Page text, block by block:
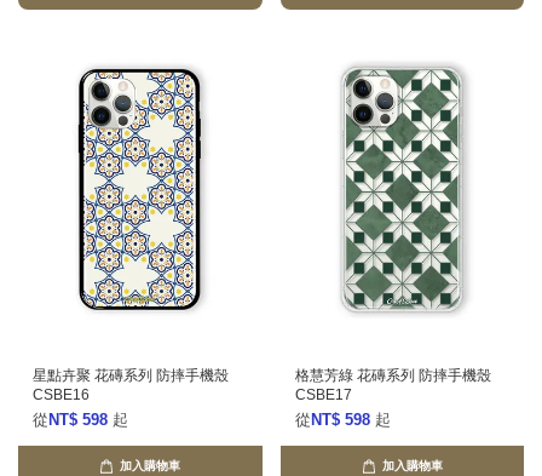
星點卉聚 花磚系列 防摔手機殼
CSBE16
從 NT$ 598 起
加入購物車
格慧芳綠 花磚系列 防摔手機殼
CSBE17
從 NT$ 598 起
加入購物車